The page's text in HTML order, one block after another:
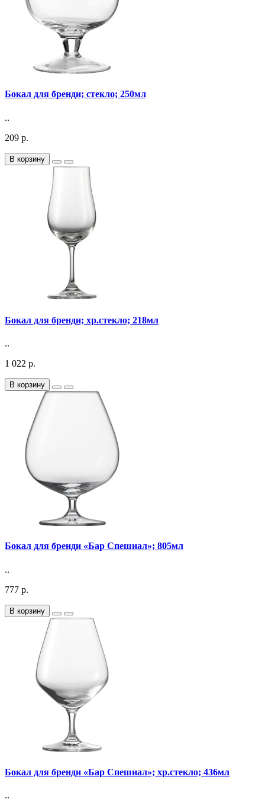
Бокал для бренди; стекло; 250мл
..
209 р.
В корзину
Бокал для бренди; хр.стекло; 218мл
..
1 022 р.
В корзину
Бокал для бренди «Бар Спешиал»; 805мл
..
777 р.
В корзину
Бокал для бренди «Бар Спешиал»; хр.стекло; 436мл
..